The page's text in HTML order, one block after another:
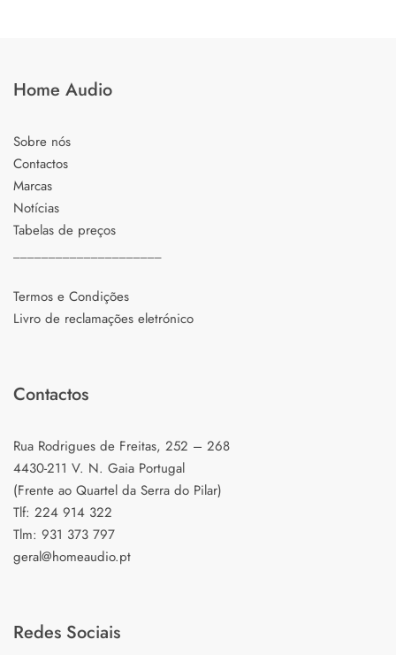
Home Audio
Sobre nós
Contactos
Marcas
Notícias
Tabelas de preços
Termos e Condições
Livro de reclamações eletrónico
Contactos
Rua Rodrigues de Freitas, 252 – 268
4430-211 V. N. Gaia Portugal
(Frente ao Quartel da Serra do Pilar)
Tlf: 224 914 322
Tlm: 931 373 797
geral@homeaudio.pt
Redes Sociais